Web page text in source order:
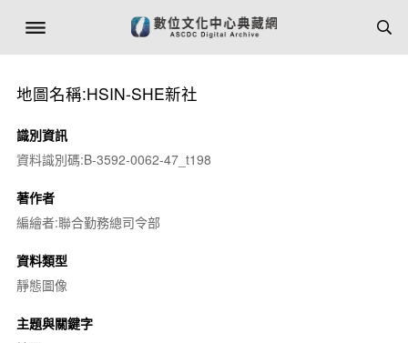
地圖名稱:HSIN-SHE新社
識別資訊
資料識別碼:B-3592-0062-47_t198
著作者
編繪者:聯合勤務總司令部
資料類型
靜態圖像
主題與關鍵字